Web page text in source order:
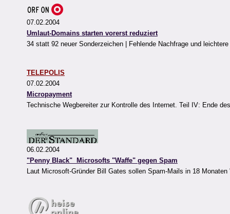
07.02.2004
Umlaut-Domains starten vorerst reduziert
34 statt 92 neuer Sonderzeichen | Fehlende Nachfrage und
TELEPOLIS
07.02.2004
Micropayment
Technische Wegbereiter zur Kontrolle des Internet. Teil IV: Ende
06.02.2004
"Penny Black"  Microsofts "Waffe" gegen Spam
Laut Microsoft-Gründer Bill Gates sollen Spam-Mails in 18